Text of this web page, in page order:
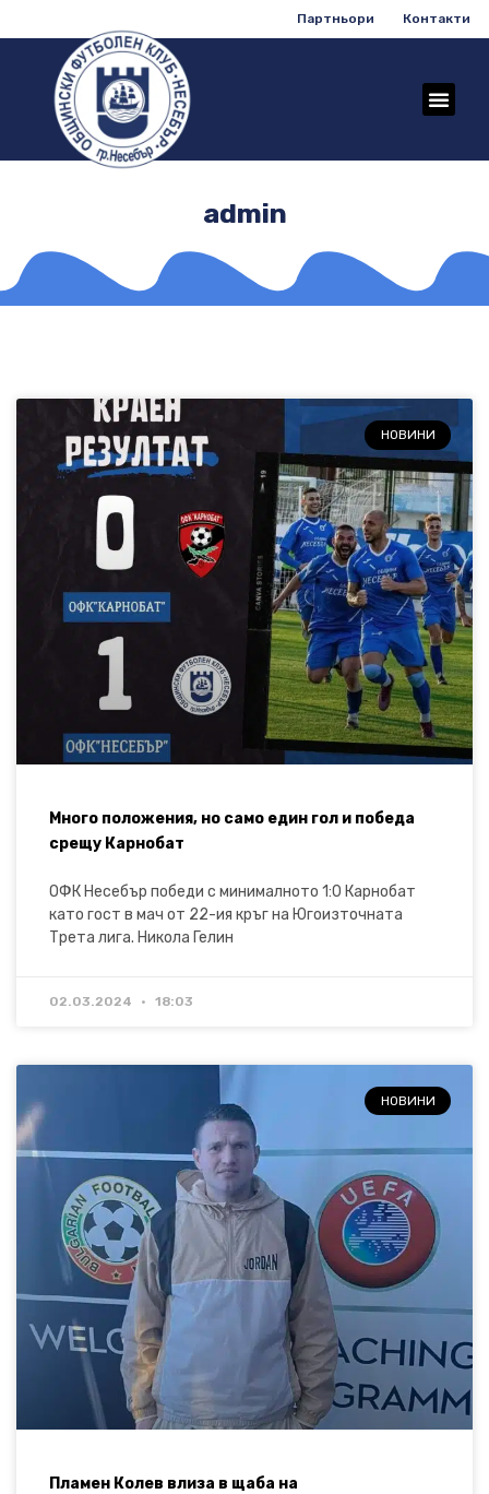
Партньори Контакти
admin
НОВИНИ
Много положения, но само един гол и победа
срещу Карнобат
ОФК Несебър победи с минималното 1:0 Карнобат
като гост в мач от 22-ия кръг на Югоизточната
Трета лига. Никола Гелин
02.03.2024 18:03
НОВИНИ
Пламен Колев влиза в щаба на